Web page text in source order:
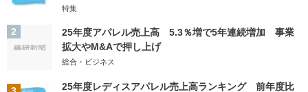
特集
2
25年度アパレル売上高 5.3％増で5年連続増加 事業
拡大やM&Aで押し上げ
総合・ビジネス
25年度レディスアパレル売上高ランキング 前年度比